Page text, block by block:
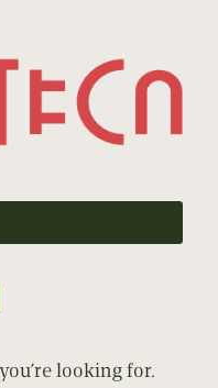
looking for.